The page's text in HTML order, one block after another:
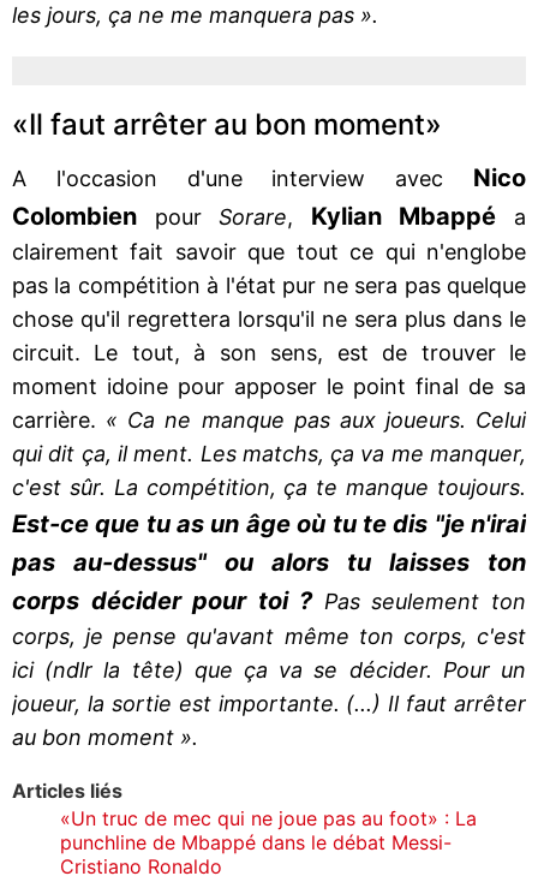
les jours, ça ne me manquera pas ».
«Il faut arrêter au bon moment»
A l'occasion d'une interview avec Nico
Colombien
pourSorare, Kylian Mbappé
a
clairement fait savoir que tout ce qui n'englobe
pas la compétition à l'état pur ne sera pas quelque
chose qu'il regrettera lorsqu'il ne sera plus dans le
circuit. Le tout, à son sens, est de trouver le
moment idoine pour apposer le point final de sa
carrière. « Ca ne manque pas aux joueurs. Celui
qui dit ça, il ment. Les matchs, ça va me manquer,
c'est sûr. La compétition, ça te manque toujours.
Est-ce que tu as un âge où tu te dis "je n'irai
pas au-dessus" ou alors tu laisses ton
corps décider pour toi ?Pas seulement ton
corps, je pense qu'avant même ton corps, c'est
ici (ndlr la tête) que ça va se décider. Pour un
joueur, la sortie est importante. (...) Il faut arrêter
au bon moment ».
Articles liés
«Un truc de mec qui ne joue pas au foot» : La
punchline de Mbappé dans le débat Messi-
Cristiano Ronaldo